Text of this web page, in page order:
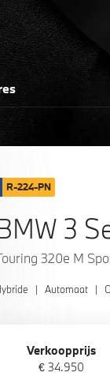
R-224-PN
3
320e M
| Automaat |
Verkoopprijs
€ 34.950